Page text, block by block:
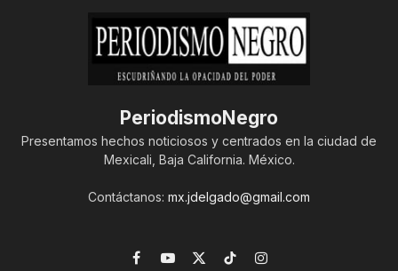
PeriodismoNegro
Presentamos hechos noticiosos y centrados en la ciudad de
Mexicali, Baja California. México.
Contáctanos: mx.jdelgado@gmail.com
Facebook
YouTube
X TikTokInstagram